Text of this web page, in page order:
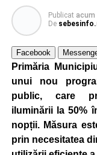
Publicat acum
De
Facebook
Primăria
unui nou
public, care
iluminării la 50%
nopții. Măsura
prin necesitatea